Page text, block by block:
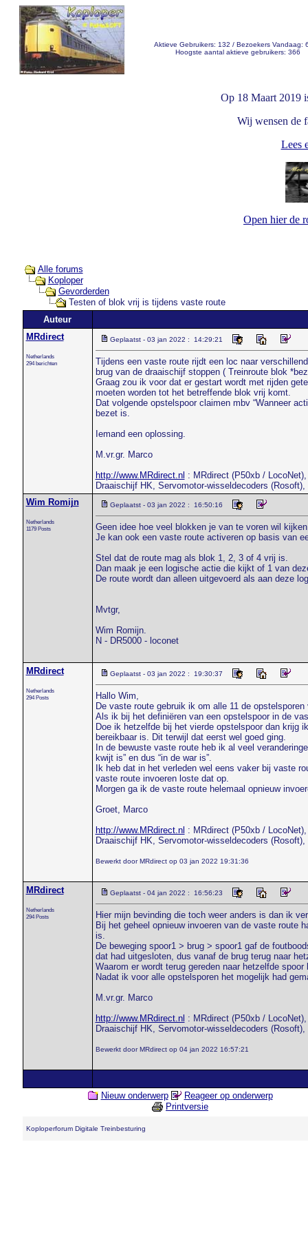
Aktieve Gebruikers: 132 / Bezoekers Vandaag:
Hoogste aantal aktieve gebruikers: 366
Op 18 Maart 2019
Wij wensen de
Lees
Open hier de
Alle forums
Koploper
Gevorderden
Testen of blok vrij is tijdens vaste route
Auteur
MRdirect
Netherlands
294 berichten
Geplaatst - 03 jan 2022 : 14:29:21
Tijdens een vaste route rijdt een loc naar
brug van de draaischijf stoppen ( Treinroute blok
Graag zou ik voor dat er gestart wordt met rijden
moeten worden tot het betreffende blok vrij komt.
Dat volgende opstelspoor claimen mbv “Wanneer
bezet is.
Iemand een oplossing.
M.vr.gr. Marco
http://www.MRdirect.nl : MRdirect (P50xb /
Draaischijf HK, Servomotor-wisseldecoders
Wim Romijn
Netherlands
1179 Posts
Geplaatst - 03 jan 2022 : 16:50:16
Geen idee hoe veel blokken je van te voren wil
Je kan ook een vaste route activeren op basis van
Stel dat de route mag als blok 1, 2, 3 of 4 vrij is.
Dan maak je een logische actie die kijkt of 1 van
De route wordt dan alleen uitgevoerd als aan deze
Mvtgr,
Wim Romijn.
N - DR5000 - loconet
MRdirect
Netherlands
294 Posts
Geplaatst - 03 jan 2022 : 19:30:37
Hallo Wim,
De vaste route gebruik ik om alle 11 de
Als ik bij het definiëren van een opstelspoor in de
Doe ik hetzelfde bij het vierde opstelspoor dan krijg
bereikbaar is. Dit terwijl dat eerst wel goed ging.
In de bewuste vaste route heb ik al veel
kwijt is” en dus “in de war is”.
Ik heb dat in het verleden wel eens vaker bij vaste
vaste route invoeren loste dat op.
Morgen ga ik de vaste route helemaal opnieuw
Groet, Marco
http://www.MRdirect.nl : MRdirect (P50xb /
Draaischijf HK, Servomotor-wisseldecoders
Bewerkt door MRdirect op 03 jan 2022 19:31:36
MRdirect
Netherlands
294 Posts
Geplaatst - 04 jan 2022 : 16:56:23
Hier mijn bevinding die toch weer anders is dan ik
Bij het geheel opnieuw invoeren van de vaste route
is.
De beweging spoor1 > brug > spoor1 gaf de
dat had uitgesloten, dus vanaf de brug terug naar
Waarom er wordt terug gereden naar hetzelfde
Nadat ik voor alle opstelsporen het mogelijk had
M.vr.gr. Marco
http://www.MRdirect.nl : MRdirect (P50xb /
Draaischijf HK, Servomotor-wisseldecoders
Bewerkt door MRdirect op 04 jan 2022 16:57:21
Nieuw onderwerp
Reageer op onderwerp
Printversie
Koploperforum Digitale Treinbesturing